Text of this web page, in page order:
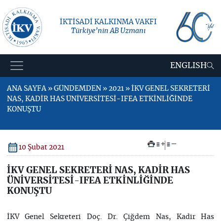
İKTİSADİ KALKINMA VAKFI
Türkiye’nin AB Uzmanı
ENGLISH
ANA SAYFA » GÜNDEMDEN » 2021 » İKV GENEL SEKRETERİ
NAS, KADİR HAS ÜNİVERSİTESİ-IFEA ETKİNLİĞİNDE
KONUŞTU
10 Şubat 2021 + –
İKV GENEL SEKRETERİ NAS, KADİR HAS
ÜNİVERSİTESİ-IFEA ETKİNLİĞİNDE
KONUŞTU
İKV Genel Sekreteri Doç. Dr. Çiğdem Nas, Kadir Has